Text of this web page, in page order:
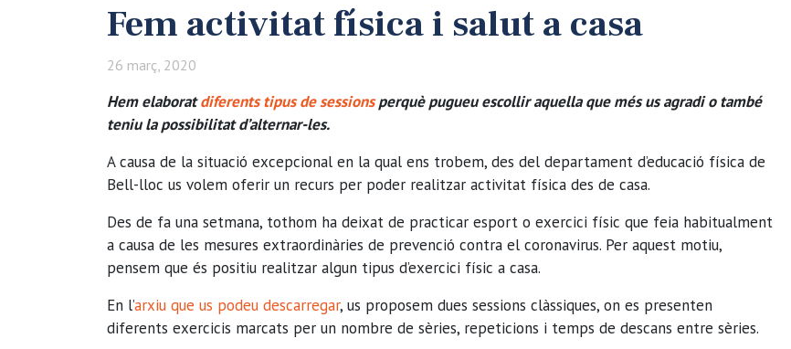
Fem activitat física i salut a casa
26 març, 2020
Hem elaboratdiferents tipus de sessionsperquè pugueu escollir aquella que més us agradi o també
teniu la possibilitat d’alternar-les.
A causa de la situació excepcional en la qual ens trobem, des del departament d’educació física de
Bell-lloc us volem oferir un recurs per poder realitzar activitat física des de casa.
Des de fa una setmana, tothom ha deixat de practicar esport o exercici físic que feia habitualment
a causa de les mesures extraordinàries de prevenció contra el coronavirus. Per aquest motiu,
pensem que és positiu realitzar algun tipus d’exercici físic a casa.
En l’arxiu que us podeu descarregar, us proposem dues sessions clàssiques, on es presenten
diferents exercicis marcats per un nombre de sèries, repeticions i temps de descans entre sèries.